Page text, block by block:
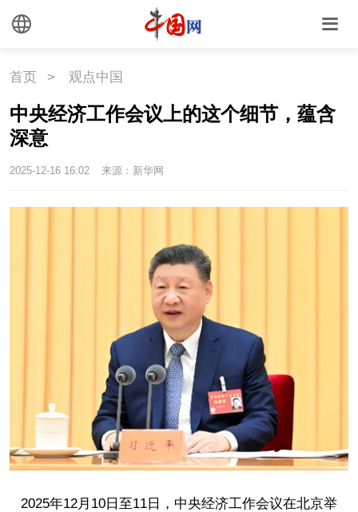
首页 > 观点中国
中央经济工作会议上的这个细节，蕴含
深意
2025-12-16 16:02 来源：新华网
2025年12月10日至11日，中央经济工作会议在北京举